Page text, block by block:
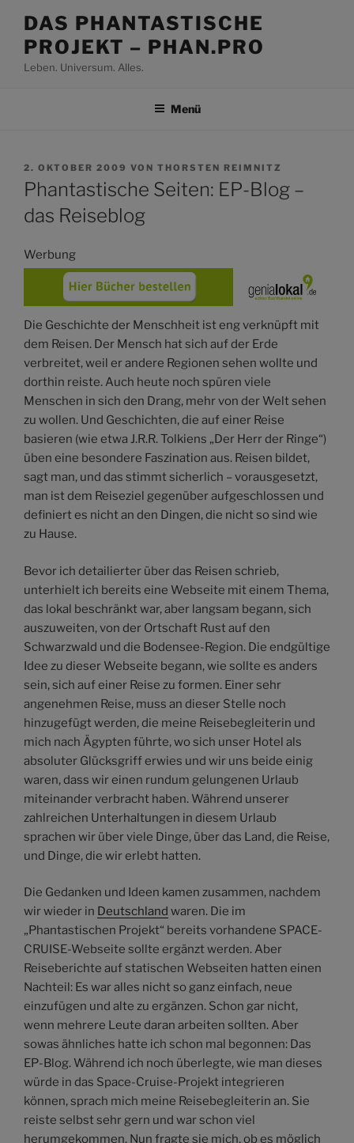
Inhalt
springen
DAS PHANTASTISCHE
PROJEKT – PHAN.PRO
Leben. Universum. Alles.
Menü
VERÖFFENTLICHT
AM
2. OKTOBER 2009 VON THORSTEN REIMNITZ
Phantastische Seiten: EP-Blog –
das Reiseblog
Werbung
Die Geschichte der Menschheit ist eng verknüpft mit
dem Reisen. Der Mensch hat sich auf der Erde
verbreitet, weil er andere Regionen sehen wollte und
dorthin reiste. Auch heute noch spüren viele
Menschen in sich den Drang, mehr von der Welt sehen
zu wollen. Und Geschichten, die auf einer Reise
basieren (wie etwa J.R.R. Tolkiens „Der Herr der Ringe“)
üben eine besondere Faszination aus. Reisen bildet,
sagt man, und das stimmt sicherlich – vorausgesetzt,
man ist dem Reiseziel gegenüber aufgeschlossen und
definiert es nicht an den Dingen, die nicht so sind wie
zu Hause.
Bevor ich detailierter über das Reisen schrieb,
unterhielt ich bereits eine Webseite mit einem Thema,
das lokal beschränkt war, aber langsam begann, sich
auszuweiten, von der Ortschaft Rust auf den
Schwarzwald und die Bodensee-Region. Die endgültige
Idee zu dieser Webseite begann, wie sollte es anders
sein, sich auf einer Reise zu formen. Einer sehr
angenehmen Reise, muss an dieser Stelle noch
hinzugefügt werden, die meine Reisebegleiterin und
mich nach Ägypten führte, wo sich unser Hotel als
absoluter Glücksgriff erwies und wir uns beide einig
waren, dass wir einen rundum gelungenen Urlaub
miteinander verbracht haben. Während unserer
zahlreichen Unterhaltungen in diesem Urlaub
sprachen wir über viele Dinge, über das Land, die Reise,
und Dinge, die wir erlebt hatten.
Die Gedanken und Ideen kamen zusammen, nachdem
wir wieder in Deutschland waren. Die im
„Phantastischen Projekt“ bereits vorhandene SPACE-
CRUISE-Webseite sollte ergänzt werden. Aber
Reiseberichte auf statischen Webseiten hatten einen
Nachteil: Es war alles nicht so ganz einfach, neue
einzufügen und alte zu ergänzen. Schon gar nicht,
wenn mehrere Leute daran arbeiten sollten. Aber
sowas ähnliches hatte ich schon mal begonnen: Das
EP-Blog. Während ich noch überlegte, wie man dieses
würde in das Space-Cruise-Projekt integrieren
können, sprach mich meine Reisebegleiterin an. Sie
reiste selbst sehr gern und war schon viel
herumgekommen. Nun fragte sie mich, ob es möglich